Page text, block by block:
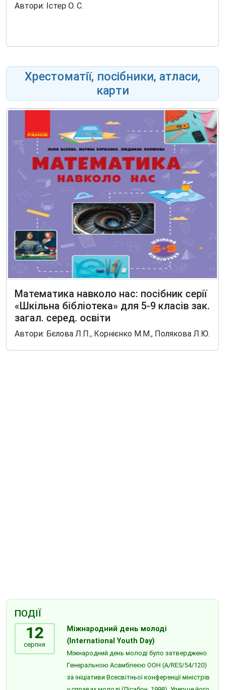
Автори: Істер О. С.
Хрестоматії, посібники, атласи,
карти
Математика навколо нас: посібник серії
«Шкільна бібліотека» для 5-9 класів зак.
загал. серед. освіти
Автори: Бєлова Л.П., Корнієнко М.М., Полякова Л.Ю.
ПОДІЇ
12
серпня
Міжнародний день молоді
(International Youth Day)
Міжнародний день молоді було затверджено
Генеральною Асамблеєю ООН (A/RES/54/120)
за ініціативи Всесвітньої конференції міністрів